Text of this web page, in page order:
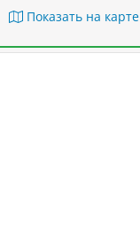
Показать на карте